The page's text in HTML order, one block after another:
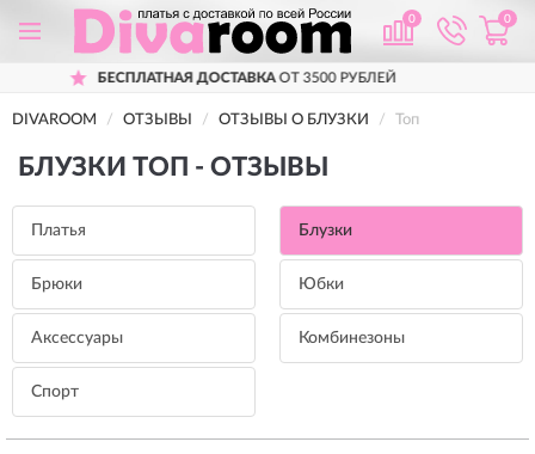
0 0
ДОСТАВКА ОТ 3500 РУБЛЕЙ
DIVAROOM ОТЗЫВЫ ОТЗЫВЫ О БЛУЗКИ Топ
БЛУЗКИ ТОП - ОТЗЫВЫ
Платья Блузки
Брюки Юбки
Аксессуары Комбинезоны
Спорт